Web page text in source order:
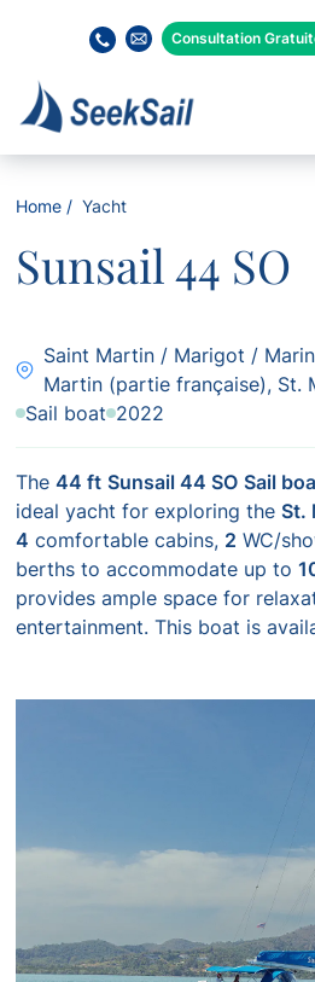
Consultation
Home Yacht
Sunsail 44 SO
Saint Martin / Marigot /
Martin (partie française), St.
Sail boat 2022
The44 ft Sunsail 44 SO Sail
ideal yacht for exploring theSt.
4 comfortable cabins, 2 WC/
berths to accommodate up to
provides ample space for
entertainment. This boat is